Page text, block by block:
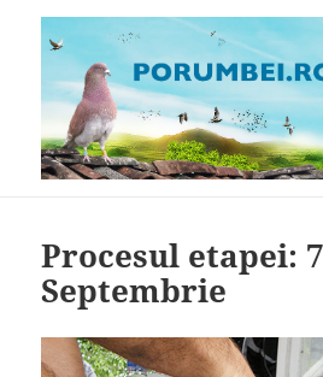
Procesul etapei:
Septembrie